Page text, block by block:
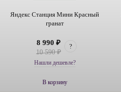
Яндекс Станция Мини Красный
гранат
8 990 ₽
10 590 ₽
?
Нашли дешевле?
В корзину